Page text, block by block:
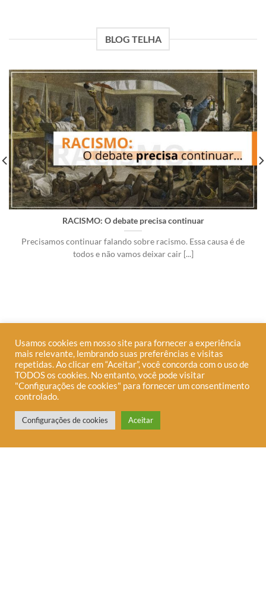
BLOG TELHA
RACISMO: O debate precisa continuar
Precisamos continuar falando sobre racismo. Essa causa é de
todos e não vamos deixar cair [...]
A Telha é uma editora interdependente voltada à
publicação de obras críticas sobre temas
contemporâneos.
Usamos cookies em nosso site para fornecer a experiência
mais relevante, lembrando suas preferências e visitas
repetidas. Ao clicar em “Aceitar”, você concorda com o uso de
TODOS os cookies. No entanto, você pode visitar
"Configurações de cookies" para fornecer um consentimento
controlado.
Configurações de cookies Aceitar
Precisa de Ajuda?